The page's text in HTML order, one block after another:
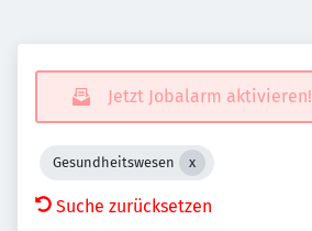
Jetzt Jobalarm aktivieren!
Gesundheitswesen
Suche zurücksetzen